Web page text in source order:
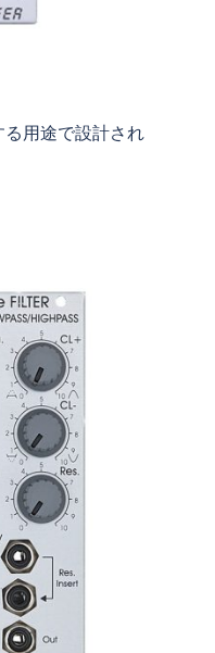
用途で設計され